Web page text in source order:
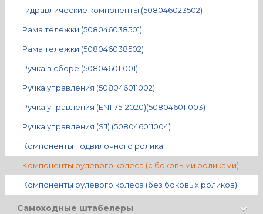
Гидравлические компоненты (508046023502)
Рама тележки (508046038501)
Рама тележки (508046038502)
Ручка в сборе (508046011001)
Ручка управления (508046011002)
Ручка управления (EN1175-2020)(508046011003)
Ручка управления (SJ) (508046011004)
Компоненты подвилочного ролика
Компоненты рулевого колеса (с боковыми роликами)
Компоненты рулевого колеса (без боковых роликов)
Самоходные штабелеры